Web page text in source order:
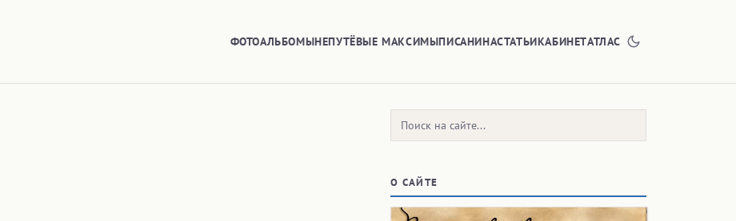
ФОТОАЛЬБОМЫНЕПУТЁВЫЕ МАКСИМЫПИСАНИНАСТАТЬИКАБИНЕТАТЛАС
Поиск:
О САЙТЕ